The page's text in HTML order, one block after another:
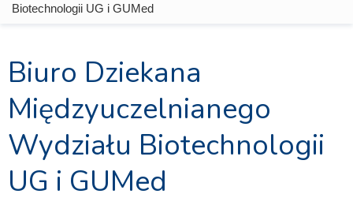
Biotechnologii UG i GUMed
Biuro Dziekana
Międzyuczelnianego
Wydziału Biotechnologii
UG i GUMed